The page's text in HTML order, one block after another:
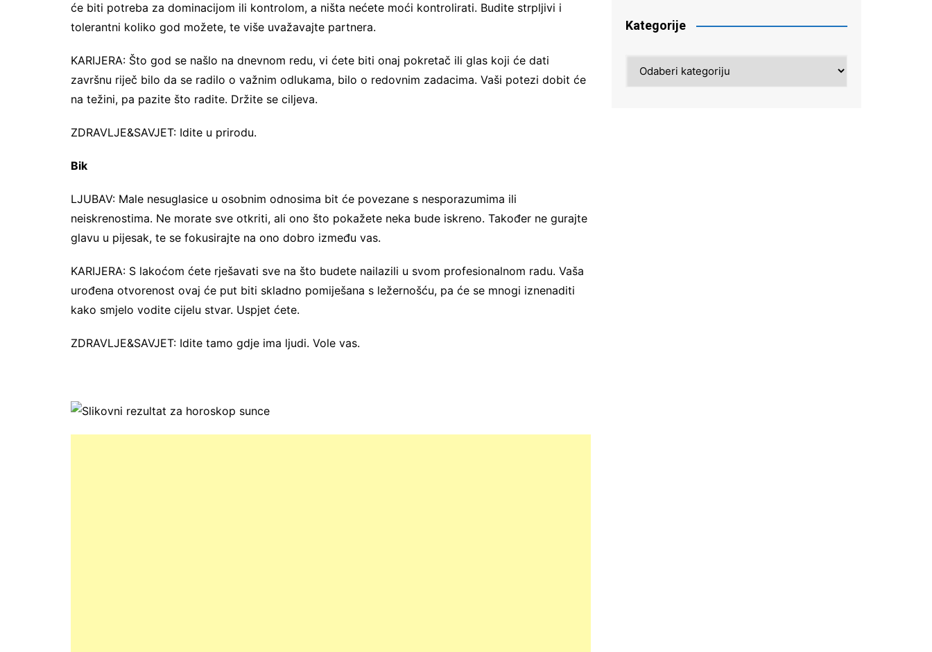
će biti potreba za dominacijom ili kontrolom, a ništa nećete moći kontrolirati. Budite strpljivi i
tolerantni koliko god možete, te više uvažavajte partnera.
KARIJERA: Što god se našlo na dnevnom redu, vi ćete biti onaj pokretač ili glas koji će dati
završnu riječ bilo da se radilo o važnim odlukama, bilo o redovnim zadacima. Vaši potezi dobit će
na težini, pa pazite što radite. Držite se ciljeva.
ZDRAVLJE&SAVJET: Idite u prirodu.
Bik
LJUBAV: Male nesuglasice u osobnim odnosima bit će povezane s nesporazumima ili
neiskrenostima. Ne morate sve otkriti, ali ono što pokažete neka bude iskreno. Također ne gurajte
glavu u pijesak, te se fokusirajte na ono dobro između vas.
KARIJERA: S lakoćom ćete rješavati sve na što budete nailazili u svom profesionalnom radu. Vaša
urođena otvorenost ovaj će put biti skladno pomiješana s ležernošću, pa će se mnogi iznenaditi
kako smjelo vodite cijelu stvar. Uspjet ćete.
ZDRAVLJE&SAVJET: Idite tamo gdje ima ljudi. Vole vas.
Kategorije